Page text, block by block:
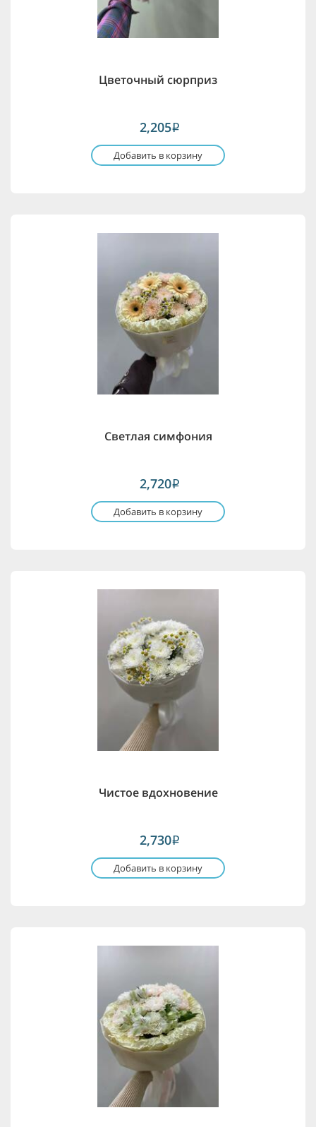
Цветочный сюрприз
2,205i
Добавить в корзину
Светлая симфония
2,720i
Добавить в корзину
Чистое вдохновение
2,730i
Добавить в корзину